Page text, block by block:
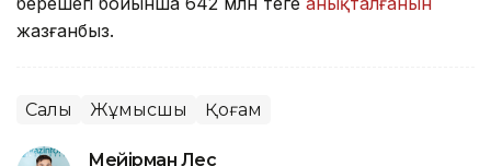
жазғанбыз.
Салық Жұмысшы Қоғам
Мейірман Лес